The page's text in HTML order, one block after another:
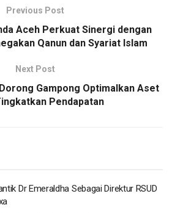
Previous Post
Aceh Perkuat Sinergi dengan
Qanun dan Syariat Islam
Next Post
Gampong Optimalkan Aset
Pendapatan
Dr Emeraldha Sebagai Direktur RSUD